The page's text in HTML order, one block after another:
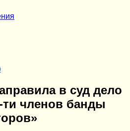
в суд дело
членов банды